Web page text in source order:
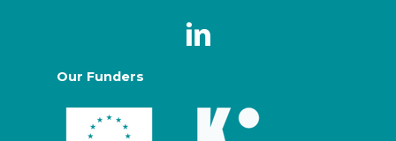
Our Funders